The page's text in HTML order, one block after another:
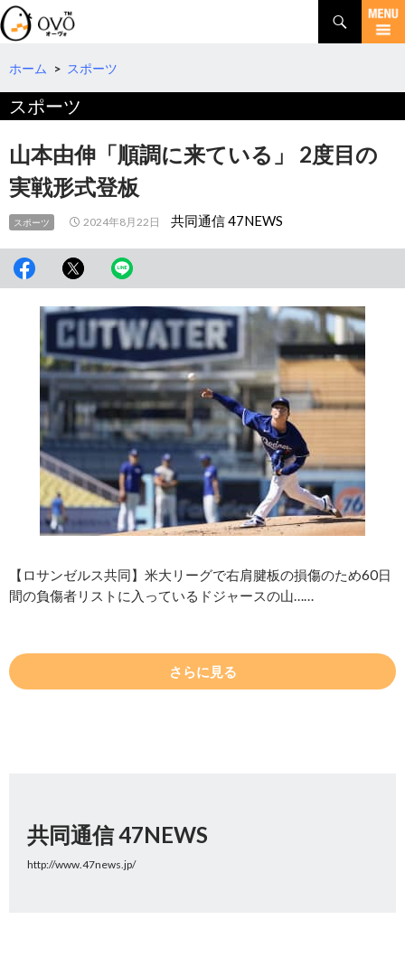
検
索
コ
テ
へ
動
ホーム > スポーツ
スポーツ
山本由伸「順調に来ている」 2度目の
実戦形式登板
スポーツ 2024年8月22日 共同通信 47NEWS
【ロサンゼルス共同】米大リーグで右肩腱板の損傷のため60日
間の負傷者リストに入っているドジャースの山……
さらに見る
共同通信 47NEWS
http://www.47news.jp/